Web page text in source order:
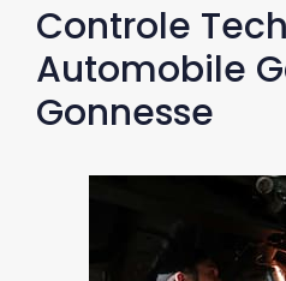
Controle
Automobile
Gonnesse